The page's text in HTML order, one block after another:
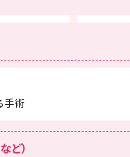
手術
ど）